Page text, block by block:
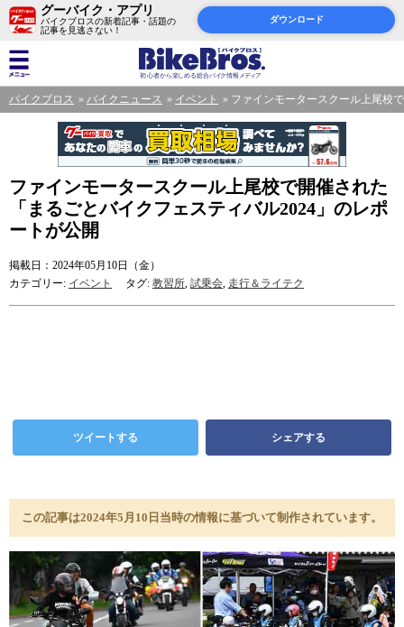
グーバイク・アプリ
バイクブロスの新着記事・話題の
記事を見逃さない！
ダウンロード
バイクブロス バイクニュース イベント ファインモータースクール上尾校
ファインモータースクール上尾校で開催された
「まるごとバイクフェスティバル2024」のレポ
ートが公開
掲載日：2024年05月10日（金）
カテゴリー: イベント タグ: 教習所, 試乗会, 走行＆ライテク
ツイートする シェアする
この記事は2024年5月10日当時の情報に基づいて制作されています。